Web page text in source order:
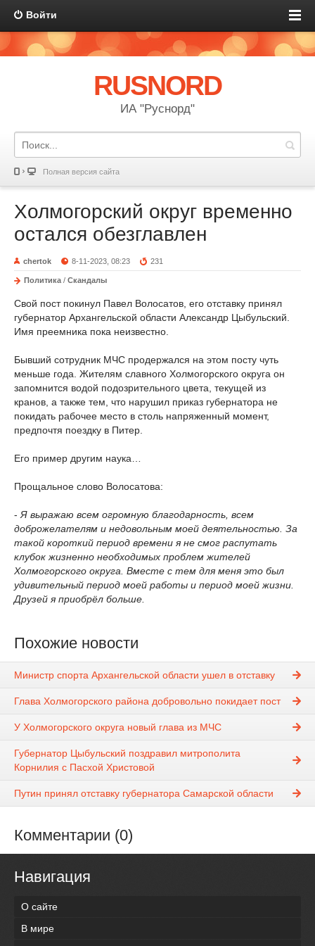
Войти
RUSNORD
ИА "Руснорд"
Полная версия сайта
Холмогорский округ временно
остался обезглавлен
chertok 8-11-2023, 08:23 231
Политика / Скандалы
Свой пост покинул Павел Волосатов, его отставку принял
губернатор Архангельской области Александр Цыбульский.
Имя преемника пока неизвестно.
Бывший сотрудник МЧС продержался на этом посту чуть
меньше года. Жителям славного Холмогорского округа он
запомнится водой подозрительного цвета, текущей из
кранов, а также тем, что нарушил приказ губернатора не
покидать рабочее место в столь напряженный момент,
предпочтя поездку в Питер.
Его пример другим наука…
Прощальное слово Волосатова:
- Я выражаю всем огромную благодарность, всем
доброжелателям и недовольным моей деятельностью. За
такой короткий период времени я не смог распутать
клубок жизненно необходимых проблем жителей
Холмогорского округа. Вместе с тем для меня это был
удивительный период моей работы и период моей жизни.
Друзей я приобрёл больше.
Похожие новости
Министр спорта Архангельской области ушел в отставку
Глава Холмогорского района добровольно покидает пост
У Холмогорского округа новый глава из МЧС
Губернатор Цыбульский поздравил митрополита
Корнилия с Пасхой Христовой
Путин принял отставку губернатора Самарской области
Комментарии (0)
Навигация
О сайте
В мире